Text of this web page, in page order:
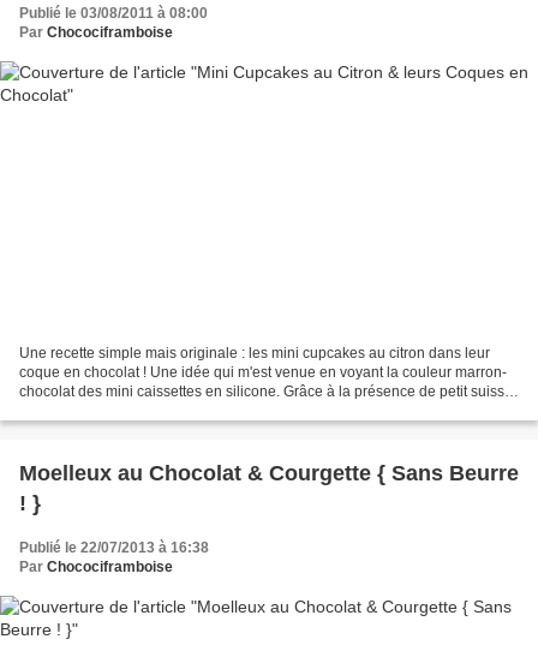
Publié le 03/08/2011 à 08:00
Par Chocociframboise
Une recette simple mais originale : les mini cupcakes au citron dans leur
coque en chocolat ! Une idée qui m'est venue en voyant la couleur marron-
chocolat des mini caissettes en silicone. Grâce à la présence de petit suisse,
Moelleux au Chocolat & Courgette { Sans Beurre
! }
Publié le 22/07/2013 à 16:38
Par Chocociframboise